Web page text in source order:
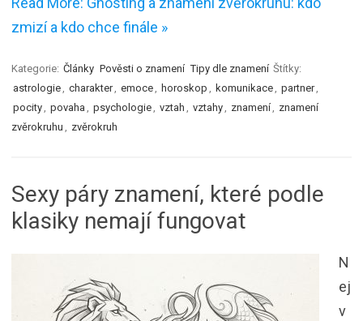
zmizí a kdo chce finále »
Kategorie: Články Pověsti o znamení Tipy dle znamení Štítky:
astrologie
charakter emoce horoskop komunikace partner
pocity
povaha psychologie vztah vztahy znamení
znamení
zvěrokruhu
zvěrokruh
Sexy páry znamení, které podle
klasiky nemají fungovat
N
ej
v